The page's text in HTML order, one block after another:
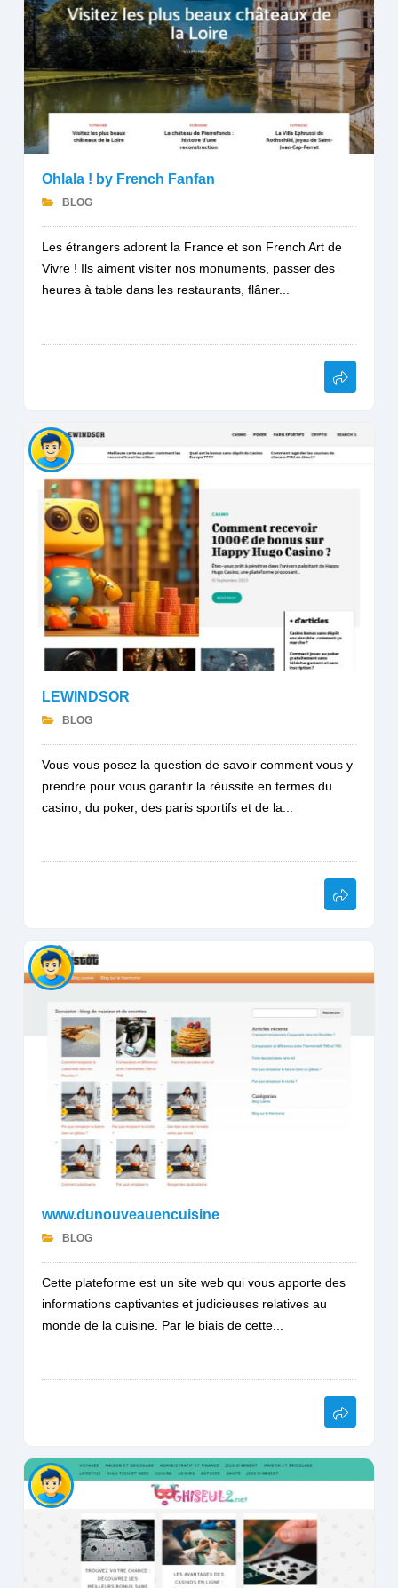
Ohlala ! by French Fanfan
BLOG
Les étrangers adorent la France et son French Art de
Vivre ! Ils aiment visiter nos monuments, passer des
heures à table dans les restaurants, flâner...
LEWINDSOR
BLOG
Vous vous posez la question de savoir comment vous y
prendre pour vous garantir la réussite en termes du
casino, du poker, des paris sportifs et de la...
www.dunouveauencuisine
BLOG
Cette plateforme est un site web qui vous apporte des
informations captivantes et judicieuses relatives au
monde de la cuisine. Par le biais de cette...